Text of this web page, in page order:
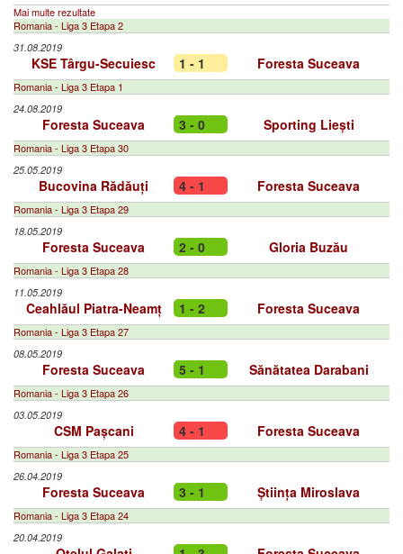
Mai multe rezultate
Romania - Liga 3 Etapa 2
31.08.2019
KSE Târgu-Secuiesc 1 - 1 Foresta Suceava
Romania - Liga 3 Etapa 1
24.08.2019
Foresta Suceava 3 - 0 Sporting Liești
Romania - Liga 3 Etapa 30
25.05.2019
Bucovina Rădăuți 4 - 1 Foresta Suceava
Romania - Liga 3 Etapa 29
18.05.2019
Foresta Suceava 2 - 0 Gloria Buzău
Romania - Liga 3 Etapa 28
11.05.2019
Ceahlăul Piatra-Neamț 1 - 2 Foresta Suceava
Romania - Liga 3 Etapa 27
08.05.2019
Foresta Suceava 5 - 1 Sănătatea Darabani
Romania - Liga 3 Etapa 26
03.05.2019
CSM Pașcani 4 - 1 Foresta Suceava
Romania - Liga 3 Etapa 25
26.04.2019
Foresta Suceava 3 - 1 Știința Miroslava
Romania - Liga 3 Etapa 24
20.04.2019